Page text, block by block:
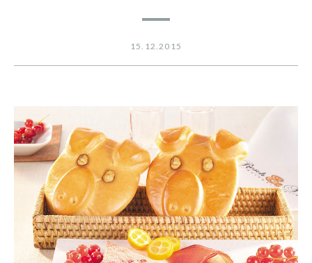
15.12.2015